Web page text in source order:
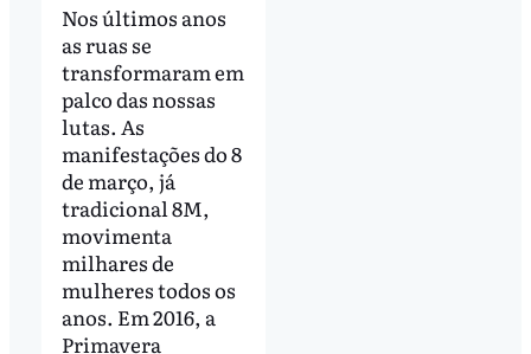
Nos últimos anos
as ruas se
transformaram em
palco das nossas
lutas. As
manifestações do 8
de março, já
tradicional 8M,
movimenta
milhares de
mulheres todos os
anos. Em 2016, a
Primavera